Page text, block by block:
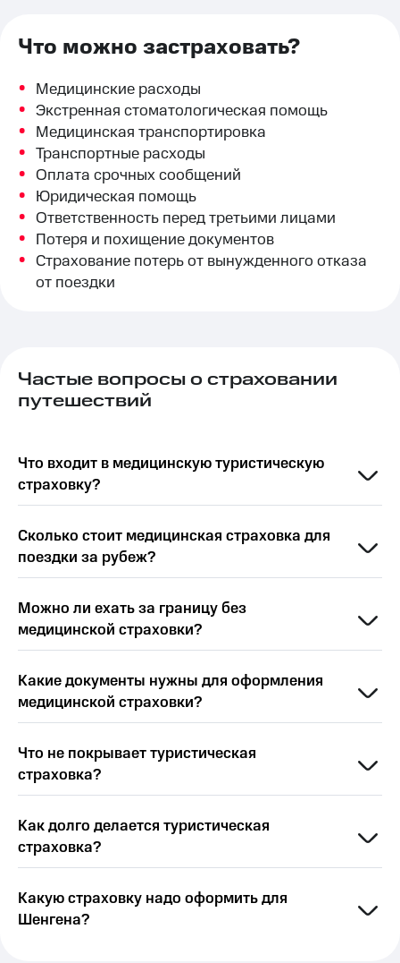
Что можно застраховать?
Медицинские расходы
Экстренная стоматологическая помощь
Медицинская транспортировка
Транспортные расходы
Оплата срочных сообщений
Юридическая помощь
Ответственность перед третьими лицами
Потеря и похищение документов
Страхование потерь от вынужденного отказа
от поездки
Частые вопросы о страховании
путешествий
Что входит в медицинскую туристическую
страховку?
Сколько стоит медицинская страховка для
поездки за рубеж?
Можно ли ехать за границу без
медицинской страховки?
Какие документы нужны для оформления
медицинской страховки?
Что не покрывает туристическая
страховка?
Как долго делается туристическая
страховка?
Какую страховку надо оформить для
Шенгена?